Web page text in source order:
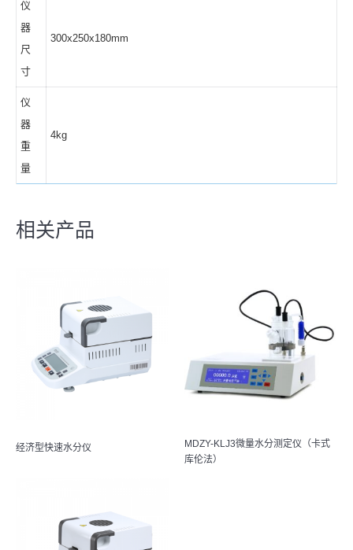
仪
器
尺
寸
300x250x180mm
仪
器
重
量
4kg
相关产品
经济型快速水分仪
MDZY-KLJ3微量水分测定仪（卡式
库伦法）